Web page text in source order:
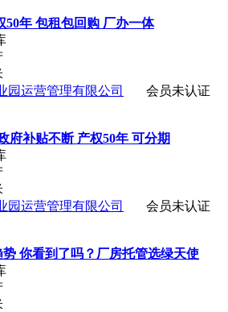
50年 包租包回购 厂办一体
园运营管理有限公司 会员未认证
府补贴不断 产权50年 可分期
园运营管理有限公司 会员未认证
你看到了吗？厂房托管选绿天使